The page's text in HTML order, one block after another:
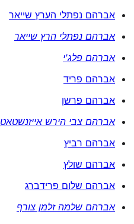
אברהם נפתלי הערץ שייאר
אברהם נפתלי הרץ שייאר
אברהם פלג'י
אברהם פריד
אברהם פרשן
אברהם צבי הירש אייזנשטאט
אברהם רביץ
אברהם שולץ
אברהם שלום פרידברג
אברהם שלמה זלמן צורף